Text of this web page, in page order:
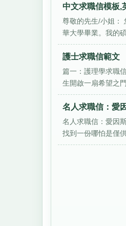
中文求職信模板,
尊敬的先生/小姐：
華大學畢業。我的
護士求職信範文
篇一：護理學求職
生開啟一扇希望之
名人求職信：愛
名人求職信：愛因
找到一份哪怕是僅